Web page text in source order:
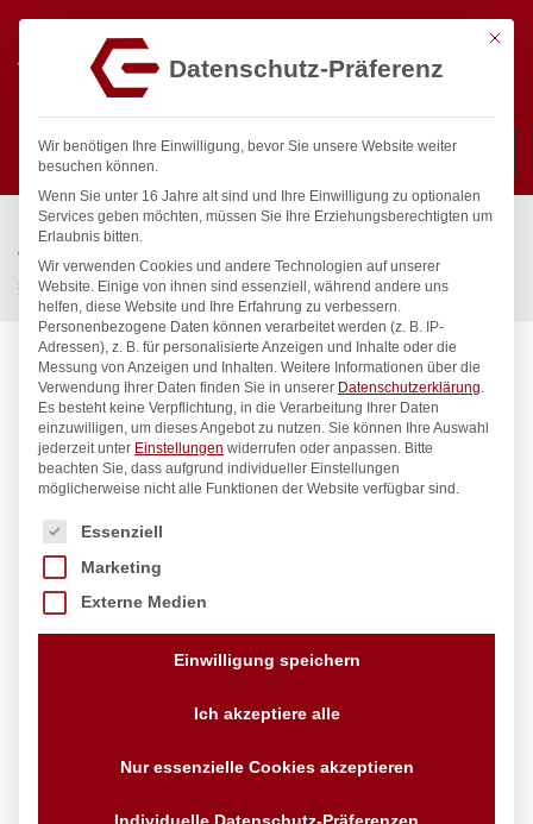
Suchen
Start / Gastronomiebedarf & Gastro Geräte für Profis
Wassertechnik
Wellnes
spa Kneipp’sche Garnitur 1/2″ Ø 20mm mit Schnellkupplung
Mit
Datenschutz-Präferenz
Wir benötigen Ihre Einwilligung, bevor Sie unsere Website weiter
besuchen können.
Wenn Sie unter 16 Jahre alt sind und Ihre Einwilligung zu optionalen
Services geben möchten, müssen Sie Ihre Erziehungsberechtigten um
Erlaubnis bitten.
Wir verwenden Cookies und andere Technologien auf unserer
Website. Einige von ihnen sind essenziell, während andere uns
helfen, diese Website und Ihre Erfahrung zu verbessern.
Personenbezogene Daten können verarbeitet werden (z. B. IP-
Adressen), z. B. für personalisierte Anzeigen und Inhalte oder die
Messung von Anzeigen und Inhalten. Weitere Informationen über die
Verwendung Ihrer Daten finden Sie in unserer Datenschutzerklärung.
Es besteht keine Verpflichtung, in die Verarbeitung Ihrer Daten
einzuwilligen, um dieses Angebot zu nutzen. Sie können Ihre Auswahl
jederzeit unter Einstellungen widerrufen oder anpassen. Bitte
beachten Sie, dass aufgrund individueller Einstellungen
möglicherweise nicht alle Funktionen der Website verfügbar sind.
Es folgt eine Liste der Service-Gruppen, für die eine
Essenziell
Marketing
Externe Medien
Einwilligung speichern
Ich akzeptiere alle
Nur essenzielle Cookies akzeptieren